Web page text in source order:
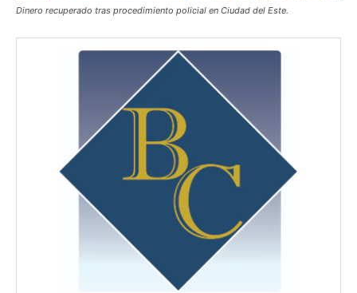
Dinero recuperado tras procedimiento policial en Ciudad del Este.